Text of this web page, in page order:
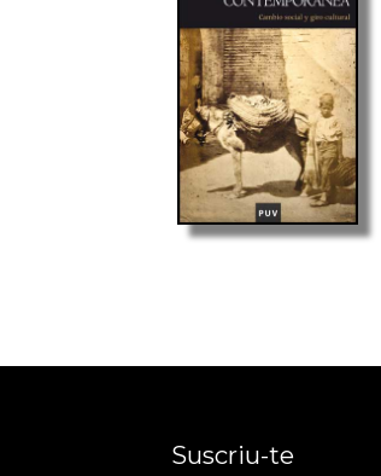
Suscriu-te